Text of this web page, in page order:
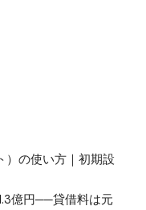
の使い方｜初期設
億円──貸借料は元